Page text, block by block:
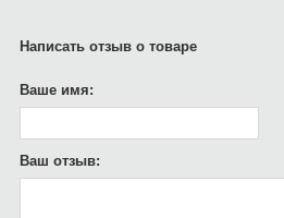
Написать отзыв о товаре
Ваше имя:
Ваш отзыв: